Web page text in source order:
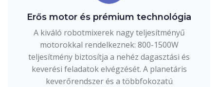
Erős motor és prémium technológia
A kiváló robotmixerek nagy teljesítményű
motorokkal rendelkeznek: 800-1500W
teljesítmény biztosítja a nehéz dagasztási és
keverési feladatok elvégzését. A planetáris
keverőrendszer és a többfokozatú